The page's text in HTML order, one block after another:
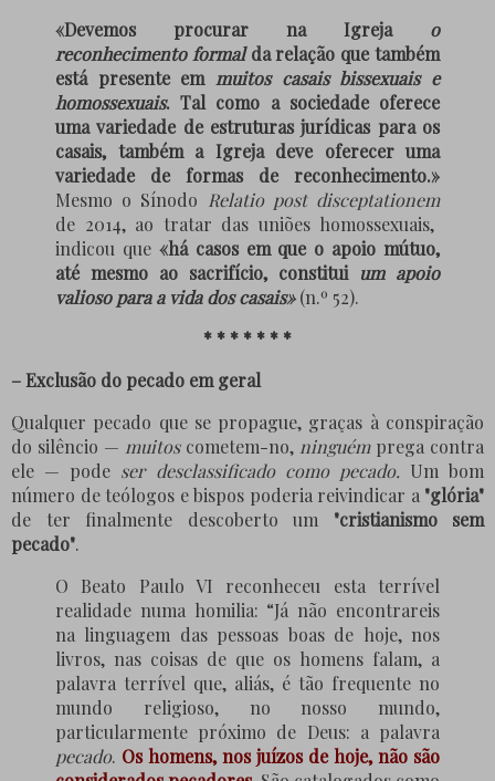
«Devemos procurar na Igreja o
reconhecimento formalda relação que também
está presente em muitos casais bissexuais e
homossexuais. Tal como a sociedade oferece
uma variedade de estruturas jurídicas para os
casais, também a Igreja deve oferecer uma
variedade de formas de reconhecimento.»
Mesmo o Sínodo Relatio post disceptationem
de 2014, ao tratar das uniões homossexuais,
indicou que «há casos em que o apoio mútuo,
até mesmo ao sacrifício, constitui um apoio
valioso para a vida dos casais»(n.º 52).
* * * * * * *
–Exclusão do pecado em geral
Qualquer pecado que se propague, graças à conspiração
do silêncio — muitoscometem-no, ninguémprega contra
ele — pode ser desclassificado como pecado. Um bom
número de teólogos e bispos poderia reivindicar a "glória"
de ter finalmente descoberto um "cristianismo sem
pecado".
O Beato Paulo VI reconheceu esta terrível
realidade numa homilia: “Já não encontrareis
na linguagem das pessoas boas de hoje, nos
livros, nas coisas de que os homens falam, a
palavra terrível que, aliás, é tão frequente no
mundo religioso, no nosso mundo,
particularmente próximo de Deus: a palavra
pecado. Os homens, nos juízos de hoje, não são